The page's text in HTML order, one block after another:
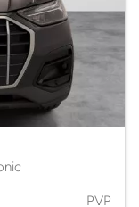
PVP